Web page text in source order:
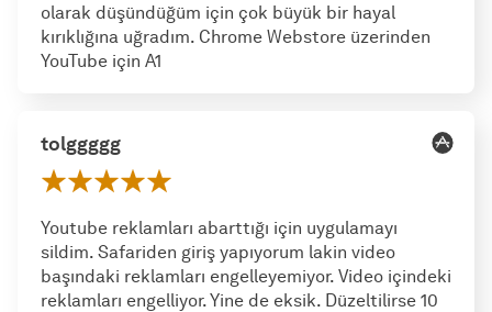
olarak düşündüğüm için çok büyük bir hayal
kırıklığına uğradım. Chrome Webstore üzerinden
YouTube için A1
tolggggg
Youtube reklamları abarttığı için uygulamayı
sildim. Safariden giriş yapıyorum lakin video
başındaki reklamları engelleyemiyor. Video içindeki
reklamları engelliyor. Yine de eksik. Düzeltilirse 10